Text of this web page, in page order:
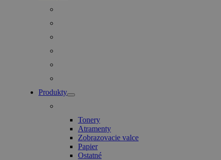
Produkty
Tonery
Atramenty
Zobrazovacie valce
Papier
Ostatné